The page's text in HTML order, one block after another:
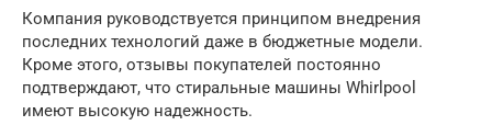
Компания руководствуется принципом внедрения
последних технологий даже в бюджетные модели.
Кроме этого, отзывы покупателей постоянно
подтверждают, что стиральные машины Whirlpool
имеют высокую надежность.